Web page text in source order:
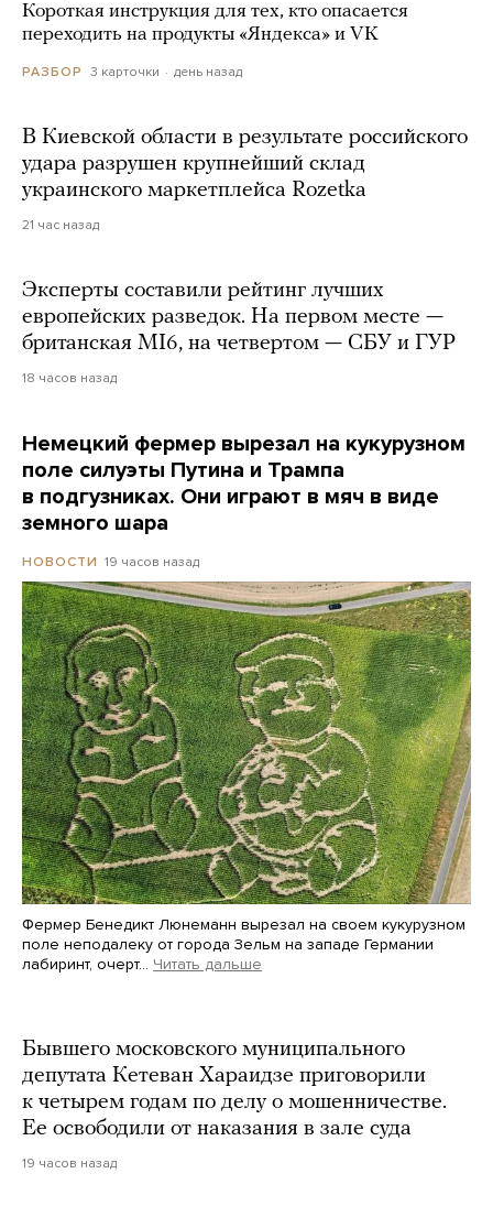
Короткая инструкция для тех, кто опасается
переходить на продукты «Яндекса» и VK
РАЗБОР 3 карточки день назад
В Киевской области в результате российского
удара разрушен крупнейший склад
украинского маркетплейса Rozetka
21 час назад
Эксперты составили рейтинг лучших
европейских разведок. На первом месте —
британская MI6, на четвертом — СБУ и ГУР
18 часов назад
Немецкий фермер вырезал на кукурузном
поле силуэты Путина и Трампа
в подгузниках. Они играют в мяч в виде
земного шара
НОВОСТИ 19 часов назад
Фермер Бенедикт Люнеманн вырезал на своем кукурузном
поле неподалеку от города Зельм на западе Германии
лабиринт, очерт… Читать дальше
Бывшего московского муниципального
депутата Кетеван Хараидзе приговорили
к четырем годам по делу о мошенничестве.
Ее освободили от наказания в зале суда
19 часов назад